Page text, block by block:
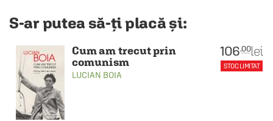
S-ar putea să-ți placă și:
Cum am trecut prin
comunism
LUCIAN BOIA
106.00lei
STOC LIMITAT